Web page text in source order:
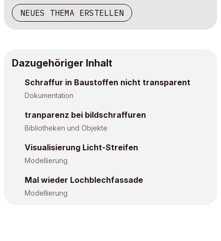
NEUES THEMA ERSTELLEN
Dazugehöriger Inhalt
Schraffur in Baustoffen nicht transparent
Dokumentation
tranparenz bei bildschraffuren
Bibliotheken und Objekte
Visualisierung Licht-Streifen
Modellierung
Mal wieder Lochblechfassade
Modellierung